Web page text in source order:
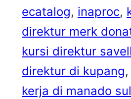
ecatalog, inaproc,
direktur merk
kursi direktur
direktur di kupang,
kerja di manado